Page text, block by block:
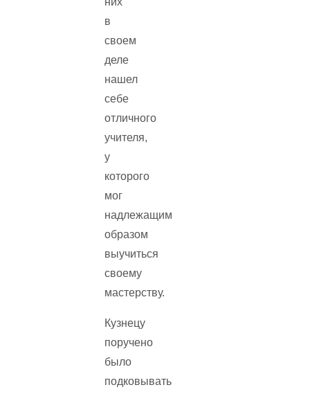
в
своем
деле
нашел
себе
отличного
учителя,
у
которого
мог
надлежащим
образом
выучиться
своему
мастерству.
Кузнецу
поручено
было
подковывать